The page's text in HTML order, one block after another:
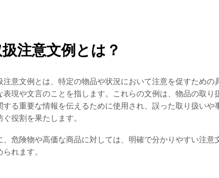
注意文例とは？
注意文例とは、特定の物品や状況において注意を促すための
表現や文言のことを指します。これらの文例は、物品の取り
する重要な情報を伝えるために使用され、誤った取り扱いや
ぐ役割を果たします。
、危険物や高価な商品に対しては、明確で分かりやすい注意
られます。